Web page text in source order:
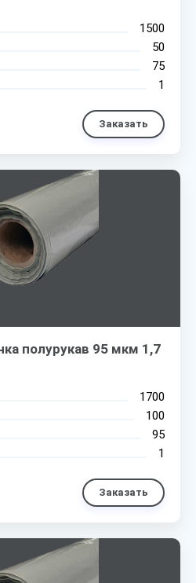
1500
50
75
1
Заказать
полурукав 95 мкм 1,7
1700
100
95
1
Заказать